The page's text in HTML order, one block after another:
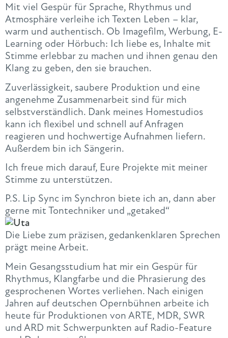
Mit viel Gespür für Sprache, Rhythmus und
Atmosphäre verleihe ich Texten Leben – klar,
warm und authentisch. Ob Imagefilm, Werbung, E-
Learning oder Hörbuch: Ich liebe es, Inhalte mit
Stimme erlebbar zu machen und ihnen genau den
Klang zu geben, den sie brauchen.
Zuverlässigkeit, saubere Produktion und eine
angenehme Zusammenarbeit sind für mich
selbstverständlich. Dank meines Homestudios
kann ich flexibel und schnell auf Anfragen
reagieren und hochwertige Aufnahmen liefern.
Außerdem bin ich Sängerin.
Ich freue mich darauf, Eure Projekte mit meiner
Stimme zu unterstützen.
P.S. Lip Sync im Synchron biete ich an, dann aber
gerne mit Tontechniker und „getaked“
Die Liebe zum präzisen, gedankenklaren Sprechen
prägt meine Arbeit.
Mein Gesangsstudium hat mir ein Gespür für
Rhythmus, Klangfarbe und die Phrasierung des
gesprochenen Wortes verliehen. Nach einigen
Jahren auf deutschen Opernbühnen arbeite ich
heute für Produktionen von ARTE, MDR, SWR
und ARD mit Schwerpunkten auf Radio-Feature